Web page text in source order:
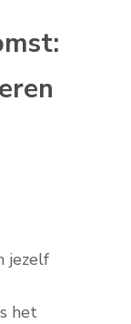
jezelf
het